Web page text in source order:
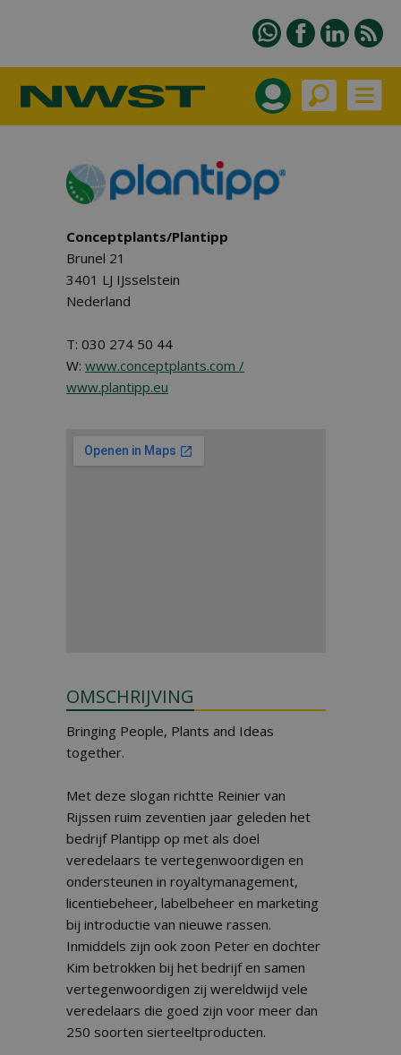
Conceptplants/Plantipp
Brunel 21
3401 LJ IJsselstein
Nederland
T: 030 274 50 44
W: www.conceptplants.com /
www.plantipp.eu
OMSCHRIJVING
Bringing People, Plants and Ideas
together.
Met deze slogan richtte Reinier van
Rijssen ruim zeventien jaar geleden het
bedrijf Plantipp op met als doel
veredelaars te vertegenwoordigen en
ondersteunen in royaltymanagement,
licentiebeheer, labelbeheer en marketing
bij introductie van nieuwe rassen.
Inmiddels zijn ook zoon Peter en dochter
Kim betrokken bij het bedrijf en samen
vertegenwoordigen zij wereldwijd vele
veredelaars die goed zijn voor meer dan
250 soorten sierteeltproducten.